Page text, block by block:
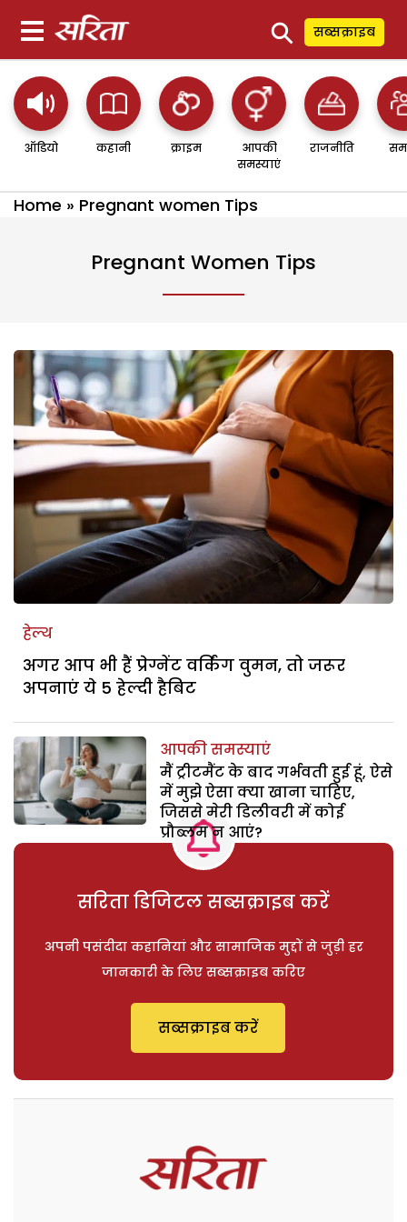
⚲ सब्सक्राइब
ऑडियो कहानी क्राइम
आपकी
समस्याएं
राजनीति
Home » Pregnant women Tips
Pregnant Women Tips
हेल्थ
अगर आप भी हैं प्रेग्नेंट वर्किंग वुमन, तो जरूर
अपनाएं ये 5 हेल्दी हैबिट
आपकी समस्याएं
मैं ट्रीटमैंट के बाद गर्भवती हुई हूं, ऐसे
में मुझे ऐसा क्या खाना चाहिए,
जिससे मेरी डिलीवरी में कोई
प्रौब्लम न आएं?
सरिता डिजिटल सब्सक्राइब करें
अपनी पसंदीदा कहानियां और सामाजिक मुद्दों से जुड़ी हर
जानकारी के लिए सब्सक्राइब करिए
सब्सक्राइब करें